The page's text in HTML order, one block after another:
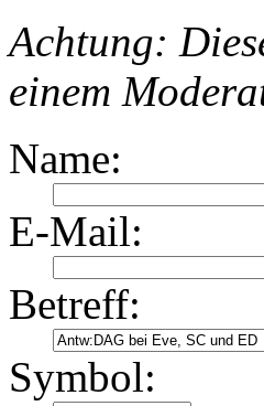
Achtung:
einem
Name:
E-Mail:
Betreff:
Symbol: